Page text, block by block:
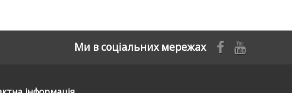
Ми в соціальних мережах